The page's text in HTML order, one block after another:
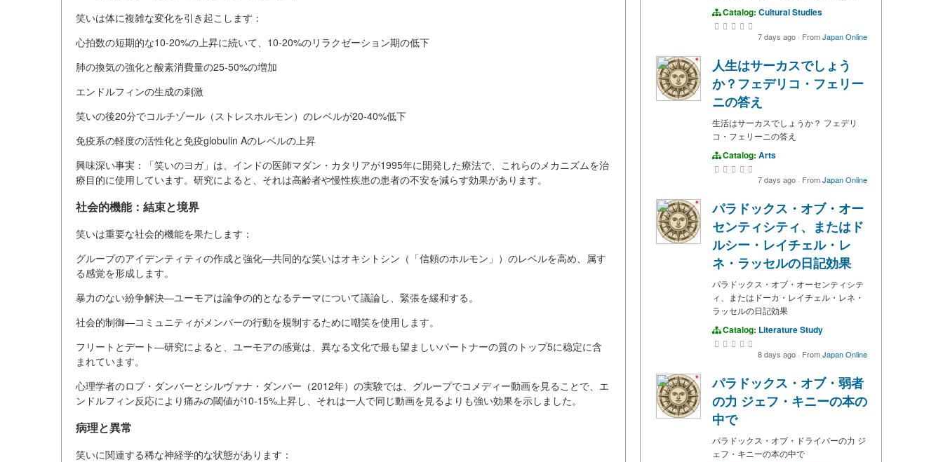
笑いは体に複雑な変化を引き起こします：
心拍数の短期的な10-20%の上昇に続いて、10-20%のリラクゼーション期の低下
肺の換気の強化と酸素消費量の25-50%の増加
エンドルフィンの生成の刺激
笑いの後20分でコルチゾール（ストレスホルモン）のレベルが20-40%低下
免疫系の軽度の活性化と免疫globulin Aのレベルの上昇
興味深い事実：「笑いのヨガ」は、インドの医師マダン・カタリアが1995年に開発した療法で、これらのメカニズムを治
療目的に使用しています。研究によると、それは高齢者や慢性疾患の患者の不安を減らす効果があります。
社会的機能：結束と境界
笑いは重要な社会的機能を果たします：
グループのアイデンティティの作成と強化—共同的な笑いはオキシトシン（「信頼のホルモン」）のレベルを高め、属す
る感覚を形成します。
暴力のない紛争解決—ユーモアは論争の的となるテーマについて議論し、緊張を緩和する。
社会的制御—コミュニティがメンバーの行動を規制するために嘲笑を使用します。
フリートとデート—研究によると、ユーモアの感覚は、異なる文化で最も望ましいパートナーの質のトップ5に稳定に含
まれています。
心理学者のロブ・ダンバーとシルヴァナ・ダンバー（2012年）の実験では、グループでコメディー動画を見ることで、エ
ンドルフィン反応により痛みの閾値が10-15%上昇し、それは一人で同じ動画を見るよりも強い効果を示しました。
病理と異常
笑いに関連する稀な神経学的な状態があります：
Catalog: Cultural Studies
7 days ago · FromJapan Online
人生はサーカスでしょう
か？フェデリコ・フェリー
ニの答え
生活はサーカスでしょうか？ フェデリ
コ・フェリーニの答え
Catalog: Arts
7 days ago · FromJapan Online
パラドックス・オブ・オー
センティシティ、またはド
ルシー・レイチェル・レ
ネ・ラッセルの日記効果
パラドックス・オブ・オーセンティシテ
ィ、またはドーカ・レイチェル・レネ・
ラッセルの日記効果
Catalog: Literature Study
8 days ago · FromJapan Online
パラドックス・オブ・弱者
の力 ジェフ・キニーの本の
中で
パラドックス・オブ・ドライバーの力 ジ
ェフ・キニーの本の中で